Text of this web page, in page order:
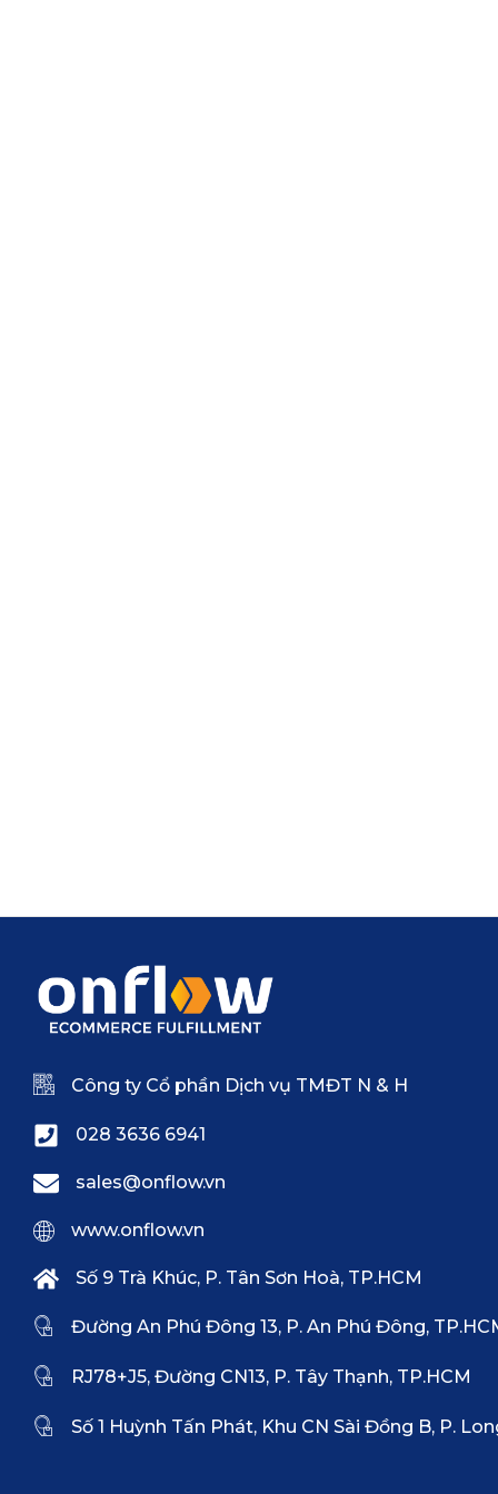
Công ty Cổ phần Dịch vụ TMĐT N & H
028 3636 6941
sales@onflow.vn
www.onflow.vn
Số 9 Trà Khúc, P. Tân Sơn Hoà, TP.HCM
Đường An Phú Đông 13, P. An Phú Đông,
RJ78+J5, Đường CN13, P. Tây Thạnh, TP.HCM
Số 1 Huỳnh Tấn Phát, Khu CN Sài Đồng B, P.